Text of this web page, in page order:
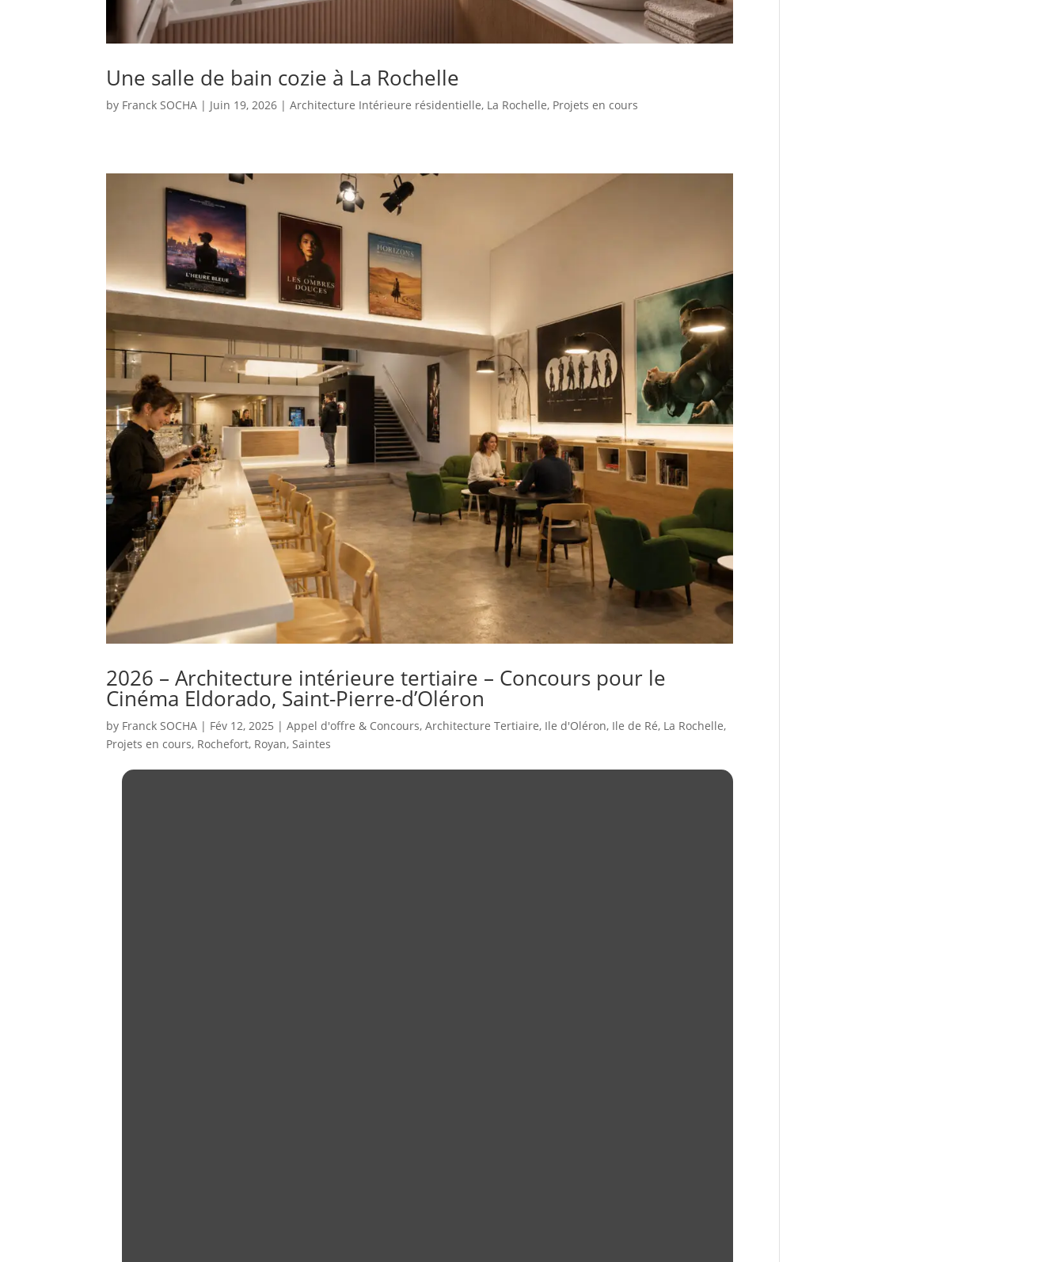
Une salle de bain cozie à La Rochelle
by Franck SOCHA | Juin 19, 2026 |Architecture Intérieure résidentielle, La Rochelle, Projets en cours
2026 – Architecture intérieure tertiaire – Concours pour le
Cinéma Eldorado, Saint-Pierre-d’Oléron
by Franck SOCHA | Fév 12, 2025 |Appel d'offre & Concours,Architecture Tertiaire, Ile d'Oléron, Ile de Ré, La Rochelle,
Projets en cours, Rochefort, Royan,Saintes